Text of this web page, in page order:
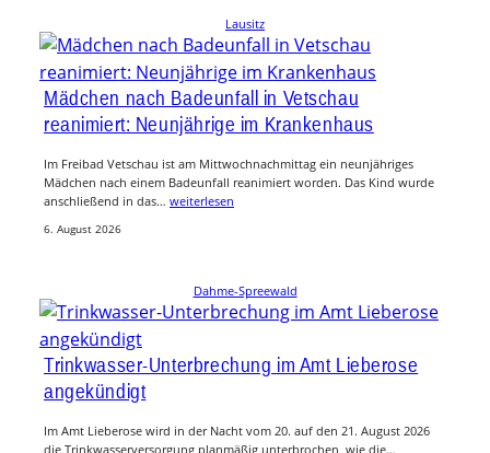
Lausitz
Mädchen nach Badeunfall in Vetschau
reanimiert: Neunjährige im Krankenhaus
Im Freibad Vetschau ist am Mittwochnachmittag ein neunjähriges
Mädchen nach einem Badeunfall reanimiert worden. Das Kind wurde
anschließend in das… weiterlesen
6. August 2026
Dahme-Spreewald
Trinkwasser-Unterbrechung im Amt Lieberose
angekündigt
Im Amt Lieberose wird in der Nacht vom 20. auf den 21. August 2026
die Trinkwasserversorgung planmäßig unterbrochen, wie die…